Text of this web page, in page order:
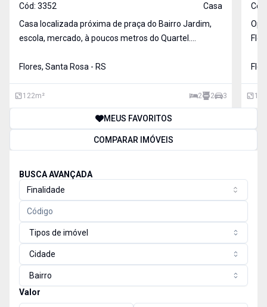
Cód: 3352
Casa
Casa localizada próxima de praça do Bairro Jardim,
escola, mercado, à poucos metros do Quartel.
possui 7 placas solares, e ficam alguns móveis na
monitoram
Flores, Santa Rosa - RS
122m² 2 2 3 114
MEUS FAVORITOS
COMPARAR IMÓVEIS
BUSCA AVANÇADA
Finalidade
Tipos de imóvel
Cidade
Bairro
Valor